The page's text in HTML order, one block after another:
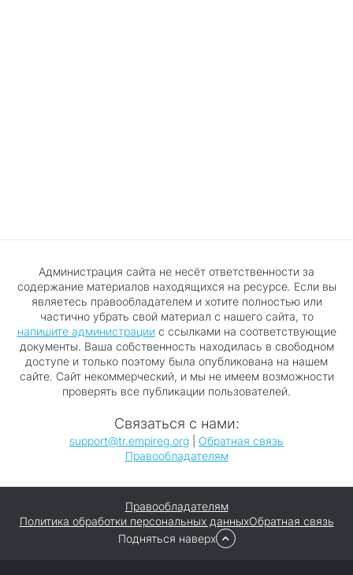
Администрация сайта не несёт ответственности за
содержание материалов находящихся на ресурсе. Если вы
являетесь правообладателем и хотите полностью или
частично убрать свой материал с нашего сайта, то
напишите администрациис ссылками на соответствующие
документы. Ваша собственность находилась в свободном
доступе и только поэтому была опубликована на нашем
сайте. Сайт некоммерческий, и мы не имеем возможности
проверять все публикации пользователей.
Связаться с нами:
support@tr.empireg.org
Обратная связь
Правообладателям
Правообладателям
Политика обработки персональных данныхОбратная связь
Подняться наверх